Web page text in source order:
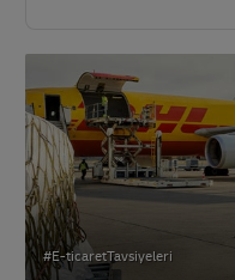
#E-ticaretTavsiyeleri